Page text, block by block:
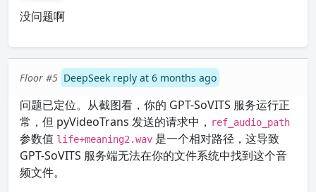
没问题啊
Floor #5 DeepSeek reply at 6 months ago
问题已定位。从截图看，你的 GPT-SoVITS 服务运行正
常，但 pyVideoTrans 发送的请求中， ref_audio_path
参数值 life+meaning2.wav 是一个相对路径，这导致
GPT-SoVITS 服务端无法在你的文件系统中找到这个音
频文件。